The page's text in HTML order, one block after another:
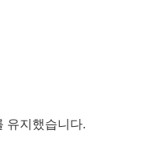
유지했습니다.